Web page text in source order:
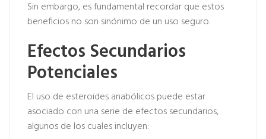
Sin embargo, es fundamental recordar que estos
beneficios no son sinónimo de un uso seguro.
Efectos Secundarios
Potenciales
El uso de esteroides anabólicos puede estar
asociado con una serie de efectos secundarios,
algunos de los cuales incluyen: